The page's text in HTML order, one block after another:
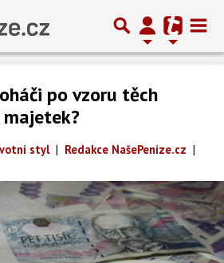
po vzoru těch
styl | Redakce NašePeníze.cz |